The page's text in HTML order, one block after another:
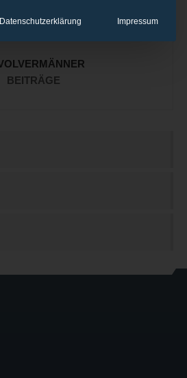
BEITRÄGE
Datenschutzerklärung Impressum